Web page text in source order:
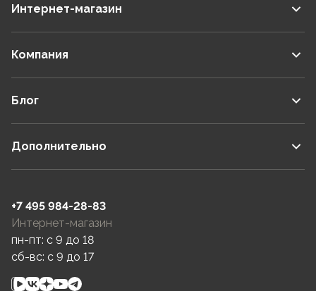
Интернет-магазин
Компания
Блог
Дополнительно
+7 495 984-28-83
Интернет-магазин
пн-пт: c 9 до 18
сб-вс: c 9 до 17